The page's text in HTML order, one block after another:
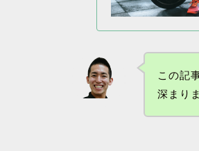
この記
深まり